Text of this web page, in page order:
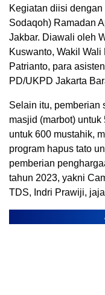
Kegiatan diisi
Sodaqoh) Ramadan
Jakbar. Diawali oleh
Kuswanto, Wakil
Patrianto, para
PD/UKPD Jakarta
Selain itu, pemberian
masjid (marbot)
untuk 600 mustahik,
program hapus tato
pemberian
tahun 2023, yakni
TDS, Indri Prawiji,